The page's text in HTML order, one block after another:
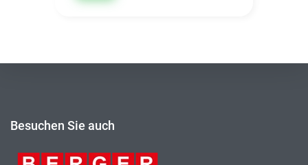
Besuchen Sie auch